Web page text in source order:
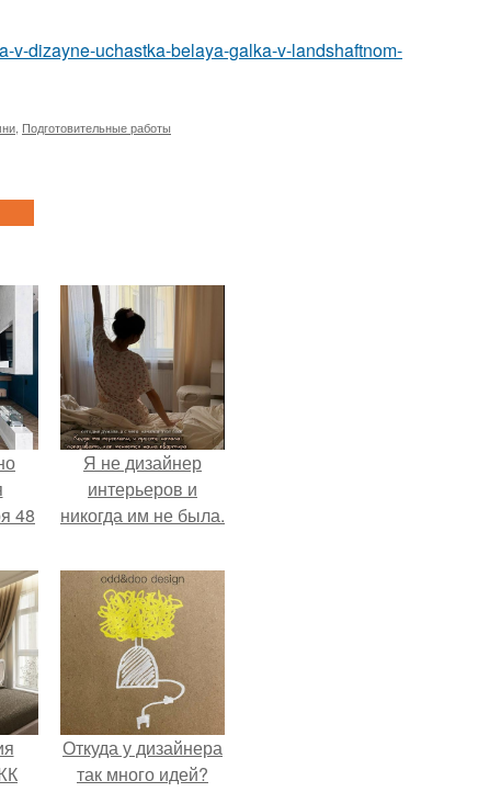
v-dizayne-uchastka-belaya-galka-v-landshaftnom-
Подготовительные работы
48
Я не дизайнер
интерьеров и
никогда им не была.
Откуда у дизайнера
так много идей?